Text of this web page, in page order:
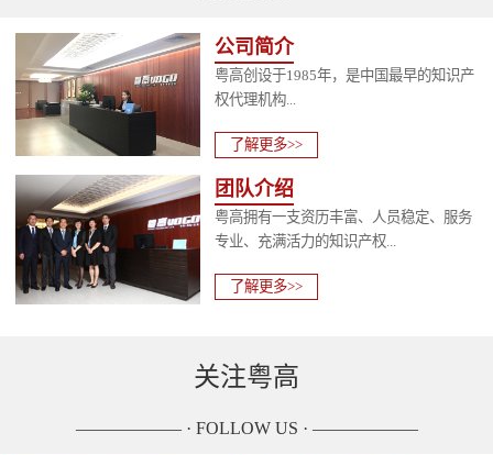
公司简介
粤高创设于1985年，是中国最早的知识产
权代理机构...
了解更多>>
团队介绍
粤高拥有一支资历丰富、人员稳定、服务
专业、充满活力的知识产权...
了解更多>>
关注粤高
—————— · FOLLOW US · ——————